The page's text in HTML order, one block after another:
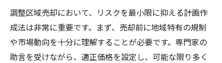
調整区域売却において、リスクを最小限に抑える計画作
成法は非常に重要です。まず、売却前に地域特有の規制
や市場動向を十分に理解することが必要です。専門家の
助言を受けながら、適正価格を設定し、可能な限り多く